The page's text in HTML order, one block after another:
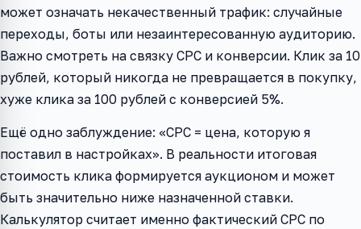
может означать некачественный трафик: случайные
переходы, боты или незаинтересованную аудиторию.
Важно смотреть на связку CPC и конверсии. Клик за 10
рублей, который никогда не превращается в покупку,
хуже клика за 100 рублей с конверсией 5%.
Ещё одно заблуждение: «CPC = цена, которую я
поставил в настройках». В реальности итоговая
стоимость клика формируется аукционом и может
быть значительно ниже назначенной ставки.
Калькулятор считает именно фактический CPC по